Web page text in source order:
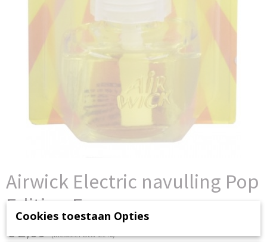
Airwick Electric navulling Pop
Edition Fun
€ 2,09 (inclusief btw 21%)
Cookies toestaan Opties